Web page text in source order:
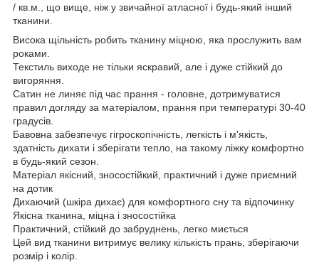
/ кв.м., що вище, ніж у звичайної атласної і будь-який інший
тканини.
Висока щільність робить тканину міцною, яка прослужить вам
роками.
Текстиль виходе не тільки яскравий, але і дуже стійкий до
вигоряння.
Сатин не линяє під час прання - головне, дотримуватися
правил догляду за матеріалом, прання при температурі 30-40
градусів.
Бавовна забезпечує гігроскопічність, легкість і м'якість,
здатність дихати і зберігати тепло, на такому ліжку комфортно
в будь-який сезон.
Матеріал якісний, зносостійкий, практичний і дуже приємний
на дотик
Дихаючий (шкіра дихає) для комфортного сну та відпочинку
Якісна тканина, міцна і зносостійка
Практичний, стійкий до забруднень, легко миється
Цей вид тканини витримує велику кількість прань, зберігаючи
розмір і колір.